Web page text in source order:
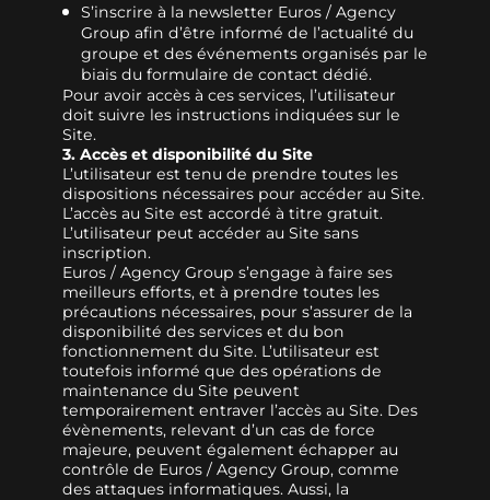
S’inscrire à la newsletter Euros / Agency
Group afin d’être informé de l’actualité du
groupe et des événements organisés par le
biais du formulaire de contact dédié.
Pour avoir accès à ces services, l’utilisateur
doit suivre les instructions indiquées sur le
Site.
3. Accès et disponibilité du Site
L’utilisateur est tenu de prendre toutes les
dispositions nécessaires pour accéder au Site.
L’accès au Site est accordé à titre gratuit.
L’utilisateur peut accéder au Site sans
inscription.
Euros / Agency Group s’engage à faire ses
meilleurs efforts, et à prendre toutes les
précautions nécessaires, pour s’assurer de la
disponibilité des services et du bon
fonctionnement du Site. L’utilisateur est
toutefois informé que des opérations de
maintenance du Site peuvent
temporairement entraver l’accès au Site. Des
évènements, relevant d’un cas de force
majeure, peuvent également échapper au
contrôle de Euros / Agency Group, comme
des attaques informatiques. Aussi, la